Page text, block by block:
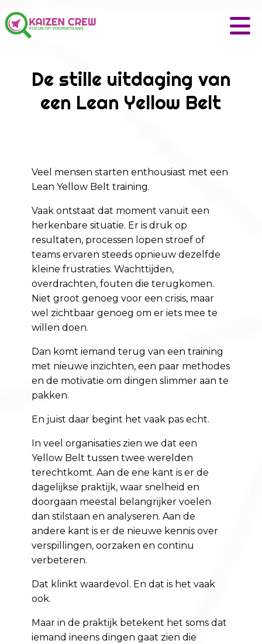
De stille uitdaging van
een Lean Yellow Belt
Veel mensen starten enthousiast met een
Lean Yellow Belt training.
Vaak ontstaat dat moment vanuit een
herkenbare situatie. Er is druk op
resultaten, processen lopen stroef of
teams ervaren steeds opnieuw dezelfde
kleine frustraties. Wachttijden,
overdrachten, fouten die terugkomen.
Niet groot genoeg voor een crisis, maar
wel zichtbaar genoeg om er iets mee te
willen doen.
Dan komt iemand terug van een training
met nieuwe inzichten, een paar methodes
en de motivatie om dingen slimmer aan te
pakken.
En juist daar begint het vaak pas echt.
In veel organisaties zien we dat een
Yellow Belt tussen twee werelden
terechtkomt. Aan de ene kant is er de
dagelijkse praktijk, waar snelheid en
doorgaan meestal belangrijker voelen
dan stilstaan en analyseren. Aan de
andere kant is er de nieuwe kennis over
verspillingen, oorzaken en continu
verbeteren.
Dat klinkt waardevol. En dat is het vaak
ook.
Maar in de praktijk betekent het soms dat
iemand ineens dingen gaat zien die